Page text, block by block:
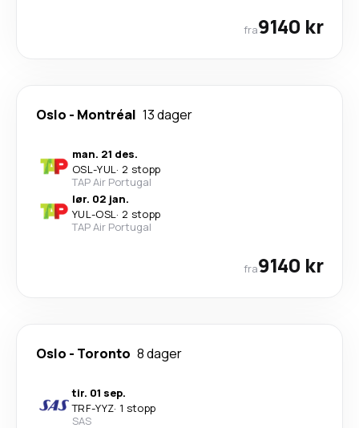
fra9140 kr
Oslo - Montréal 13 dager
man. 21 des.
OSL-YUL· 2 stopp
TAP Air Portugal
lør. 02 jan.
YUL-OSL· 2 stopp
TAP Air Portugal
fra9140 kr
Oslo - Toronto 8 dager
tir. 01 sep.
TRF-YYZ· 1 stopp
SAS